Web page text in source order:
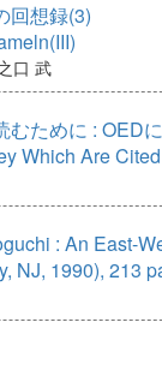
回想録(3)
口 武
むために :
Which Are
: An East-
NJ, 1990), 213